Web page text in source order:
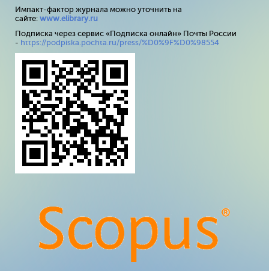
Импакт-фактор журнала можно уточнить на
сайте: www.elibrary.ru
Подписка через сервис «Подписка онлайн» Почты России
- https://podpiska.pochta.ru/press/%D0%9F%D0%98554